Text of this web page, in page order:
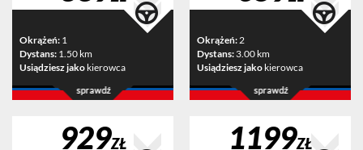
Okrążeń: 1
Dystans: 1.50 km
Usiądziesz jako kierowca
Okrążeń:2
Dystans: 3.00 km
Usiądziesz jako kierowca
929ZŁ 1199ZŁ